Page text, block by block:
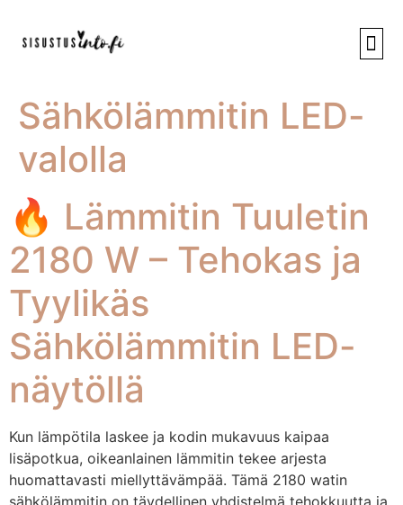
Sähkölämmitin LED-
valolla
🔥 Lämmitin Tuuletin
2180 W – Tehokas ja
Tyylikäs
Sähkölämmitin LED-
näytöllä
Kun lämpötila laskee ja kodin mukavuus kaipaa
lisäpotkua, oikeanlainen lämmitin tekee arjesta
huomattavasti miellyttävämpää. Tämä 2180 watin
sähkölämmitin on täydellinen yhdistelmä tehokkuutta ja